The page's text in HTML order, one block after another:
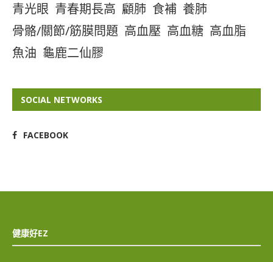
青光眼 青春期長高 顧肺 食補 養肺
骨骼/關節/筋膜問題 高血壓 高血糖 高血脂
魚油 龜鹿二仙膠
SOCIAL NETWORKS
FACEBOOK
健康好EZ